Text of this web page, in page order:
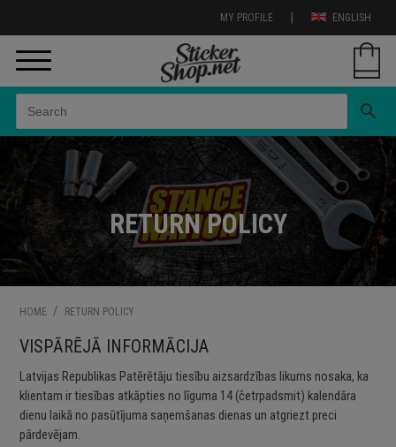
ENGLISH
|
MY PROFILE
search
RETURN POLICY
HOME / RETURN POLICY
VISPĀRĒJĀ INFORMĀCIJA
Latvijas Republikas Patērētāju tiesību aizsardzības likums nosaka, ka
klientam ir tiesības atkāpties no līguma 14 (četrpadsmit) kalendāra
dienu laikā no pasūtījuma saņemšanas dienas un atgriezt preci
pārdevējam.